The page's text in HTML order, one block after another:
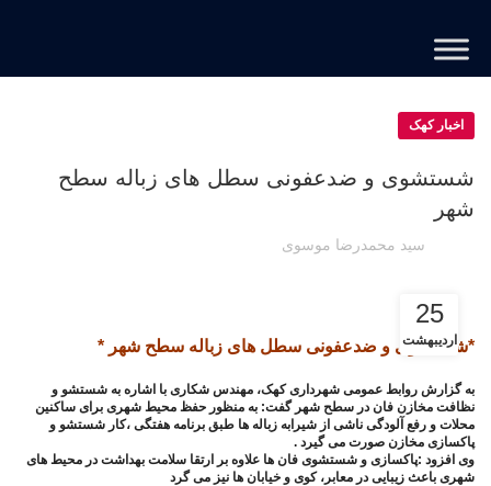
اخبار کهک
شستشوی و ضدعفونی سطل های زباله سطح
شهر
سید محمدرضا موسوی
25
اردیبهشت
*شستشوی و ضدعفونی سطل های زباله سطح شهر *
به گزارش روابط عمومی شهرداری کهک، مهندس شکاری با اشاره به شستشو و
نظافت مخازن فان در سطح شهر گفت: به منظور حفظ محیط شهری برای ساکنین
محلات و رفع آلودگی ناشی از شیرابه زباله ها طبق برنامه هفتگی ،کار شستشو و
پاکسازی مخازن صورت می گیرد .
وی افزود :پاکسازی و شستشوی فان ها علاوه بر ارتقا سلامت بهداشت در محیط های
شهری باعث زیبایی در معابر، کوی و خیابان ها نیز می گرد